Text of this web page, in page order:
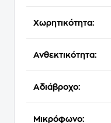
Χωρητικότητα:
Ανθεκτικότητα:
Αδιάβροχο:
Μικρόφωνο: